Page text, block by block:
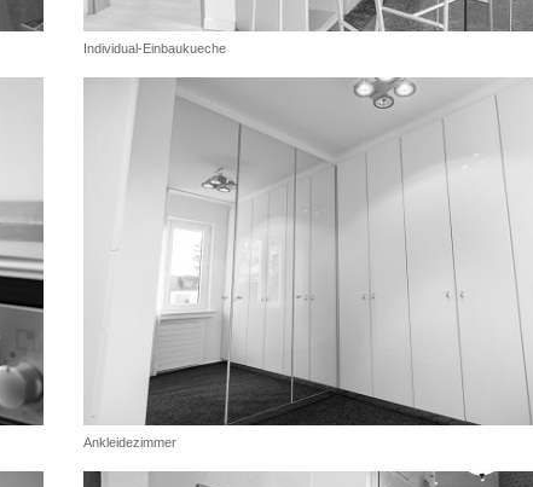
Individual-Einbaukueche
Ankleidezimmer